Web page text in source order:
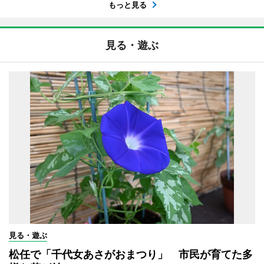
もっと見る
見る・遊ぶ
見る・遊ぶ
松任で「千代女あさがおまつり」 市民が育てた多